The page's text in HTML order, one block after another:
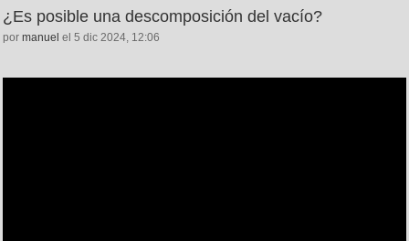
¿Es posible una descomposición del vacío?
por manuel el 5 dic 2024, 12:06